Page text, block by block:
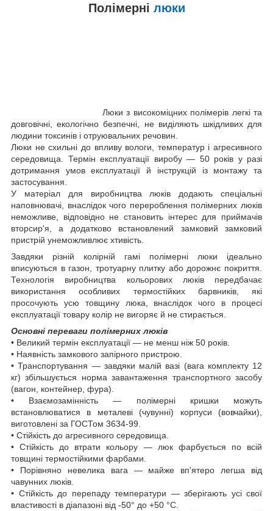
Полімерні люки
Люки з високоміцних полімерів легкі та
довговічні, екологічно безпечні, не виділяють шкідливих для
людини токсинів і отруювальних речовин.
Люки не схильні до впливу вологи, температур і агресивного
середовища. Термін експлуатації виробу — 50 років у разі
дотримання умов експлуатації й інструкцій із монтажу та
застосування.
У матеріал для виробництва люків додають спеціальні
наповнювачі, внаслідок чого перероблення полімерних люків
неможливе, відповідно не становить інтерес для приймачів
вторсир'я, а додатково встановлений замковий замковий
пристрій унеможливлює хтивість.
Завдяки різній колірній гамі полімерні люки ідеально
вписуються в газон, тротуарну плитку або дорожнє покриття.
Технологія виробництва кольорових люків передбачає
використання особливих термостійких барвників, які
просочують усю товщину люка, внаслідок чого в процесі
експлуатації товару колір не вигоряє й не стирається.
Основні переваги полімерних люків
• Великий термін експлуатації — не менш ніж 50 років.
• Наявність замкового запірного пристрою.
• Транспортування — завдяки малій вазі (вага комплекту 12
кг) збільшується норма завантаження транспортного засобу
(вагон, контейнер, фура).
• Взаємозамінність — полімерні кришки можуть
встановлюватися в металеві (чувунні) корпуси (вовчайки),
виготовлені за ГОСТом 3634-99.
• Стійкість до агресивного середовища.
• Стійкість до втрати кольору — люк фарбується по всій
товщині термостійкими фарбами.
• Порівняно невелика вага — майже вп'ятеро легша від
чавунних люків.
• Стійкість до перепаду температури — зберігають усі свої
властивості в діапазоні від -50° до +50 °C.